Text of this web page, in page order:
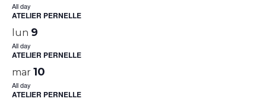
All day
ATELIER PERNELLE
lun 9
All day
ATELIER PERNELLE
mar 10
All day
ATELIER PERNELLE